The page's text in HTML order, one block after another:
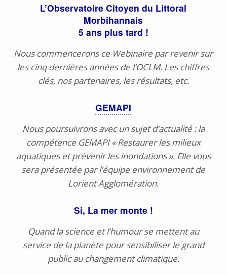
L’Observatoire Citoyen du Littoral
Morbihannais
5 ans plus tard !
Nous commencerons ce Webinaire par revenir sur
les cinq dernières années de l’OCLM. Les chiffres
clés, nos partenaires, les résultats, etc.
GEMAPI
Nous poursuivrons avec un sujet d’actualité : la
compétence GEMAPI « Restaurer les milieux
aquatiques et prévenir les inondations ». Elle vous
sera présentée par l’équipe environnement de
Lorient Agglomération.
Si, La mermonte !
Quand la science et l’humour se mettent au
service de la planète pour sensibiliser le grand
public au changement climatique.